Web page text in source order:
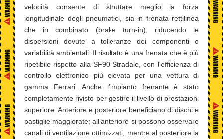
velocità consente di sfruttare meglio la forza
longitudinale degli pneumatici, sia in frenata rettilinea
che in combinato (brake turn-in), riducendo le
dispersioni dovute a tolleranze dei componenti o
variabilità ambientali. Il risultato è una frenata che è più
ripetibile rispetto alla SF90 Stradale, con l'efficienza di
controllo elettronico più elevata per una vettura di
gamma Ferrari. Anche l’impianto frenante è stato
completamente rivisto per gestire il livello di prestazioni
superiore. Anteriore e posteriore beneficiano di dischi e
pastiglie maggiorate; all’anteriore si possono osservare
canali di ventilazione ottimizzati, mentre al posteriore la